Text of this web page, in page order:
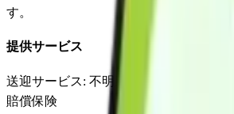
す。
提供サービス
送迎サービス: 不明
賠償保険